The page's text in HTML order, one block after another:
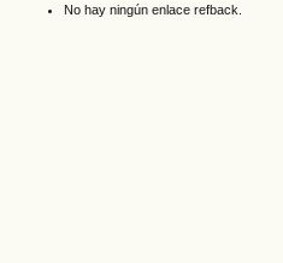
No hay ningún enlace refback.